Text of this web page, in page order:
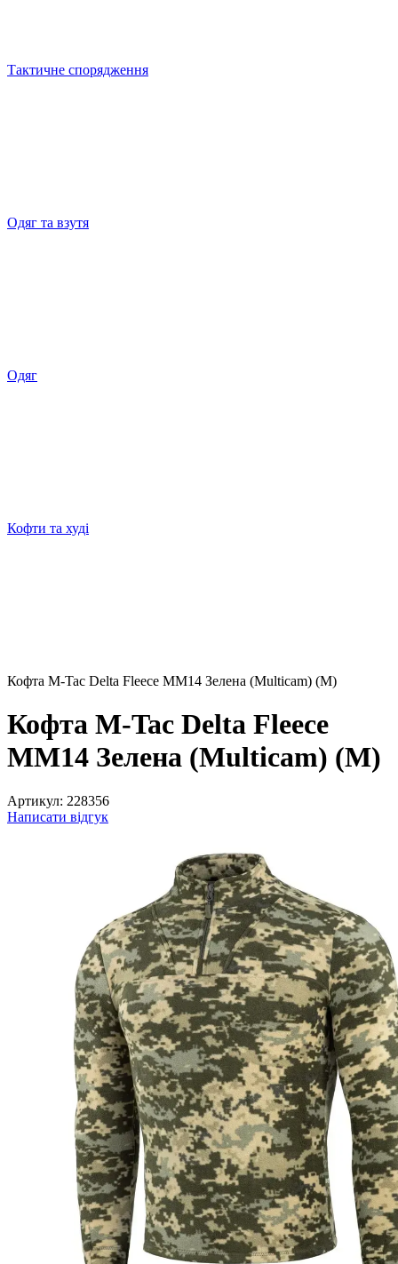
Тактичне спорядження
Одяг та взутя
Одяг
Кофти та худі
Кофта M-Tac Delta Fleece MM14 Зелена (Multicam) (M)
Кофта M-Tac Delta Fleece
MM14 Зелена (Multicam) (M)
Артикул: 228356
Написати відгук